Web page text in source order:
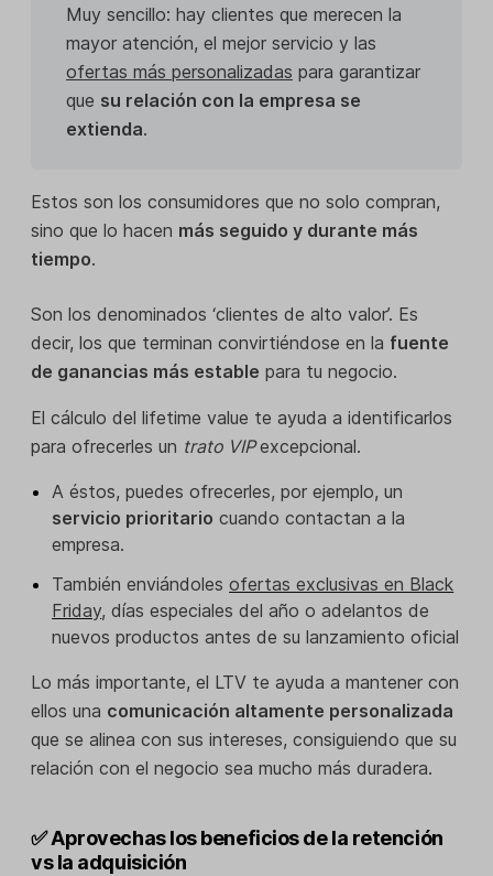
Muy sencillo: hay clientes que merecen la
mayor atención, el mejor servicio y las
ofertas más personalizadas para garantizar
que su relación con la empresa se
extienda.
Estos son los consumidores que no solo compran,
sino que lo hacen más seguido y durante más
tiempo.
Son los denominados ‘clientes de alto valor’. Es
decir, los que terminan convirtiéndose en la fuente
de ganancias más estable para tu negocio.
El cálculo del lifetime value te ayuda a identificarlos
para ofrecerles un trato VIPexcepcional.
A éstos, puedes ofrecerles, por ejemplo, un
servicio prioritario cuando contactan a la
empresa.
También enviándolesofertas exclusivas en Black
Friday, días especiales del año o adelantos de
nuevos productos antes de su lanzamiento oficial
Lo más importante, el LTV te ayuda a mantener con
ellos una comunicación altamente personalizada
que se alinea con sus intereses, consiguiendo que su
relación con el negocio sea mucho más duradera.
✅ Aprovechas los beneficios de la retención
vs la adquisición